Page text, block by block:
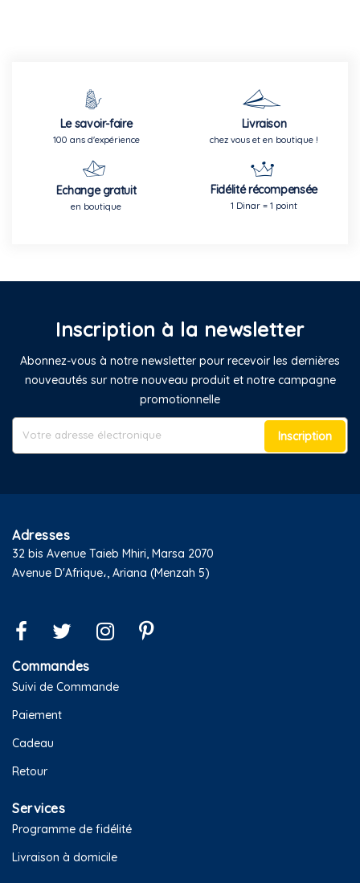
Le savoir-faire
100 ans d'expérience
Livraison
chez vous et en boutique !
Echange gratuit
en boutique
Fidélité récompensée
1 Dinar = 1 point
Inscription à la newsletter
Abonnez-vous à notre newsletter pour recevoir les dernières
nouveautés sur notre nouveau produit et notre campagne
promotionnelle
Inscription
Adresses
32 bis Avenue Taieb Mhiri, Marsa 2070
Avenue D'Afrique،, Ariana (Menzah 5)
Commandes
Suivi de Commande
Paiement
Cadeau
Retour
Services
Programme de fidélité
Livraison à domicile